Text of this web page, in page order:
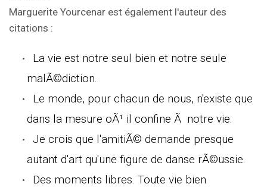
Marguerite Yourcenar est également l'auteur des
citations :
La vie est notre seul bien et notre seule
malÃ©diction.
Le monde, pour chacun de nous, n'existe que
dans la mesure oÃ¹ il confine Ã notre vie.
Je crois que l'amitiÃ© demande presque
autant d'art qu'une figure de danse rÃ©ussie.
Des moments libres. Toute vie bien